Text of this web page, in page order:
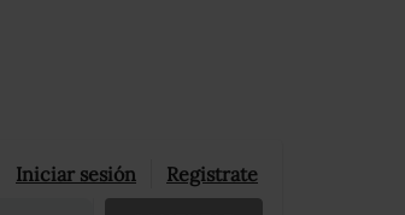
Iniciar sesión Registrate